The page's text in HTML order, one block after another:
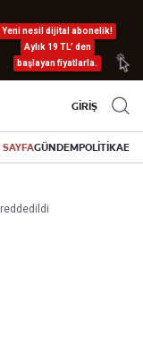
Yeni nesil dijital abonelik!
Aylık 19 TL’ den
başlayan fiyatlarla.
GİRİŞ
GÜNDEMPOLİTİKA
reddedildi